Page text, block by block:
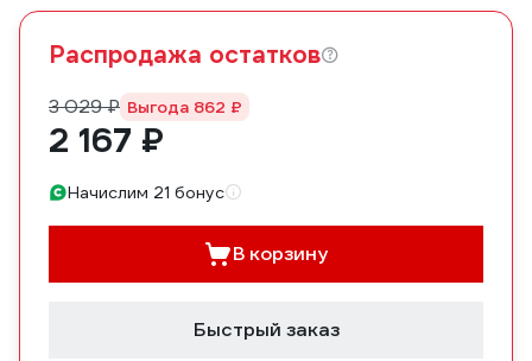
Распродажа остатков
3 029 ₽ Выгода 862 ₽
2 167 ₽
Начислим 21 бонус
В корзину
Быстрый заказ